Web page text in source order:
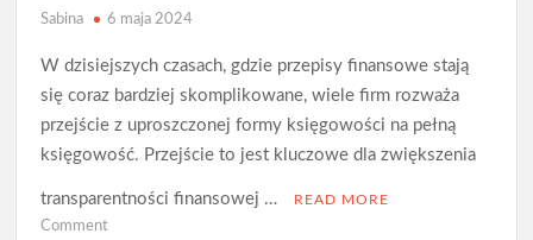
Sabina 6 maja 2024
W dzisiejszych czasach, gdzie przepisy finansowe stają
się coraz bardziej skomplikowane, wiele firm rozważa
przejście z uproszczonej formy księgowości na pełną
księgowość. Przejście to jest kluczowe dla zwiększenia
transparentności finansowej … READ MORE
Commenton